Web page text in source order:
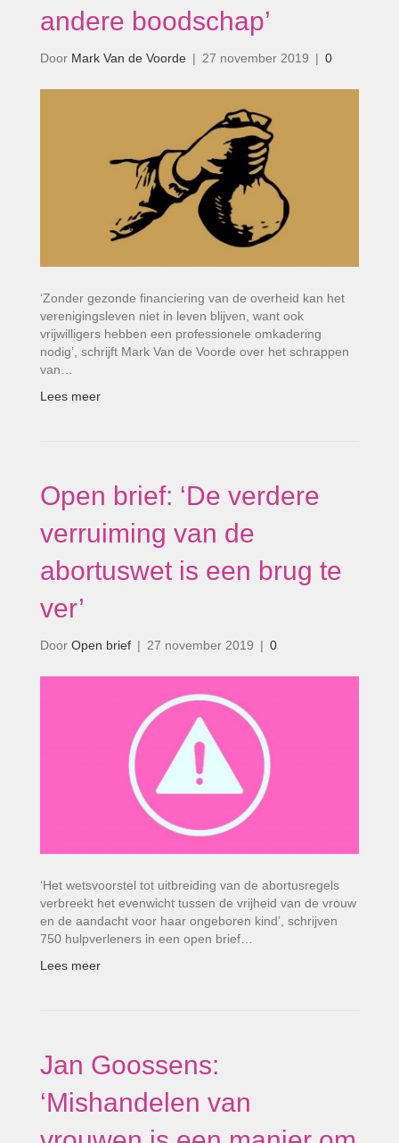
andere boodschap’
Door Mark Van de Voorde | 27 november 2019 | 0
‘Zonder gezonde financiering van de overheid kan het
verenigingsleven niet in leven blijven, want ook
vrijwilligers hebben een professionele omkadering
nodig’, schrijft Mark Van de Voorde over het schrappen
van…
Lees meer
Open brief: ‘De verdere
verruiming van de
abortuswet is een brug te
ver’
Door Open brief | 27 november 2019 | 0
‘Het wetsvoorstel tot uitbreiding van de abortusregels
verbreekt het evenwicht tussen de vrijheid van de vrouw
en de aandacht voor haar ongeboren kind’, schrijven
750 hulpverleners in een open brief…
Lees meer
Jan Goossens:
‘Mishandelen van